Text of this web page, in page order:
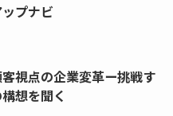
プナビ
客視点の企業変革ー挑戦す
想を聞く